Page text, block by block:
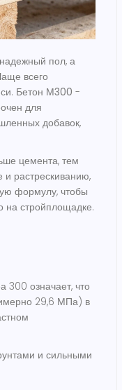
пол, а
всего
Бетон М300 -
для
добавок,
цемента, тем
и растрескиванию,
формулу, чтобы
на стройплощадке.
300 означает, что
29,6 МПа) в
и сильными